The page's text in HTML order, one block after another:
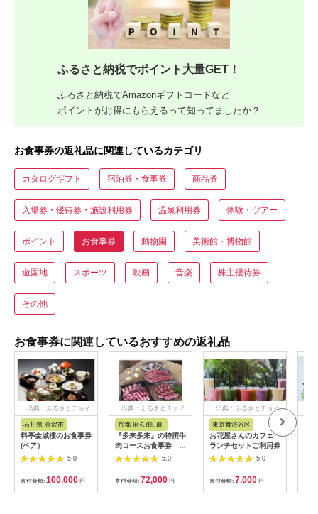
ふるさと納税でポイント大量GET！
ふるさと納税でAmazonギフトコードなど
ポイントがお得にもらえるって知ってましたか？
お食事券の返礼品に関連しているカテゴリ
カタログギフト 宿泊券・食事券 商品券
入場券・優待券・施設利用券 温泉利用券 体験・ツアー
ポイント お食事券 動物園 美術館・博物館
遊園地 スポーツ 映画 音楽 株主優待券
その他
お食事券に関連しているおすすめの返礼品
出典：ふるさとチョイ
石川県 金沢市
料亭金城樓のお食事券
(ペア）
5.0
寄付金額: 100,000 円
出典：ふるさとチョイ
京都 府久御山町
『多来多来』の特撰牛
肉コースお食事券 4
名様分【1131614】
5.0
寄付金額: 72,000 円
出典：ふるさとチョイ
東京都渋谷区
お花屋さんのカフェ
ランチセットご利用券
5.0
寄付金額: 7,000 円